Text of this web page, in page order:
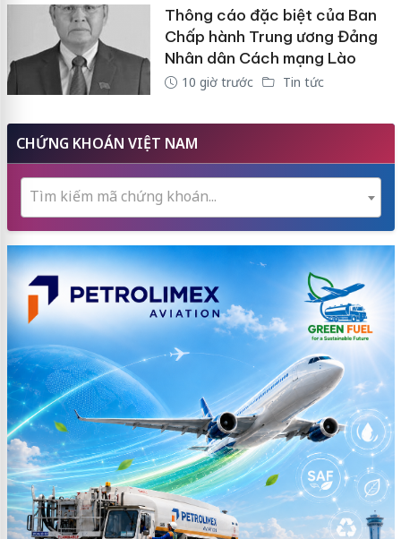
Thông cáo đặc biệt của Ban
Chấp hành Trung ương Đảng
Nhân dân Cách mạng Lào
10 giờ trước Tin tức
CHỨNG KHOÁN VIỆT NAM
Tìm kiếm mã chứng khoán...